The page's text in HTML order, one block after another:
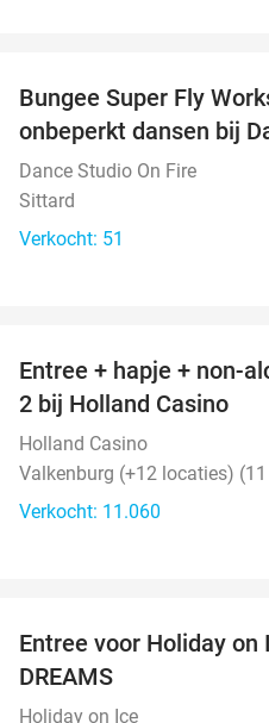
Bungee Super Fly
onbeperkt dansen bij
Dance Studio On Fire
Sittard
Verkocht: 51
Entree + hapje + non-
2 bij Holland Casino
Holland Casino
Valkenburg (+12 locaties)
Verkocht: 11.060
Entree voor Holiday on
DREAMS
Holiday on Ice